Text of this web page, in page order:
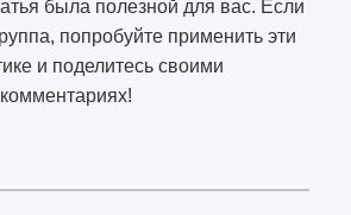
была полезной для вас. Если
попробуйте применить эти
и поделитесь своими